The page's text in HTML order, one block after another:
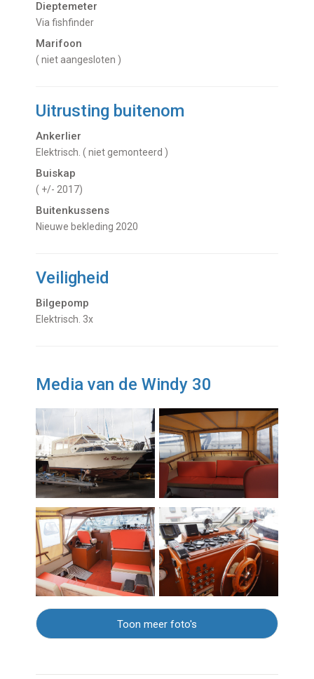
Dieptemeter
Via fishfinder
Marifoon
( niet aangesloten )
Uitrusting buitenom
Ankerlier
Elektrisch. ( niet gemonteerd )
Buiskap
( +/- 2017)
Buitenkussens
nieuwe bekleding 2020
Veiligheid
Bilgepomp
Elektrisch. 3x
Media van de Windy 30
Toon meer foto's